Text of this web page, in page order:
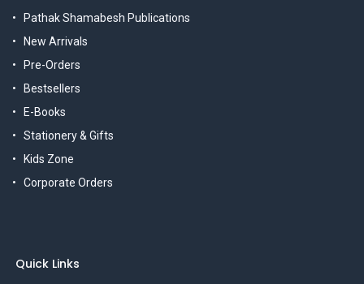
Pathak Shamabesh Publications
New Arrivals
Pre-Orders
Bestsellers
E-Books
Stationery & Gifts
Kids Zone
Corporate Orders
Quick Links